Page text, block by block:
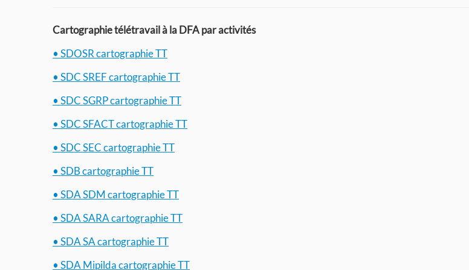
Cartographie télétravail à la DFA par activités
• SDOSR cartographie TT
• SDC SREF cartographie TT
• SDC SGRP cartographie TT
• SDC SFACT cartographie TT
• SDC SEC cartographie TT
• SDB cartographie TT
• SDA SDM cartographie TT
• SDA SARA cartographie TT
• SDA SA cartographie TT
• SDA Mipilda cartographie TT